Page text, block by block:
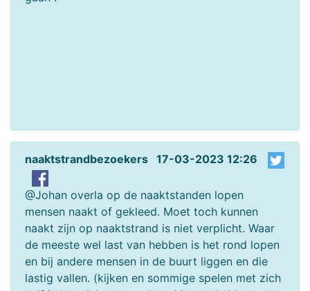
naaktstrandbezoekers 17-03-2023 12:26
@Johan overla op de naaktstanden lopen
mensen naakt of gekleed. Moet toch kunnen
naakt zijn op naaktstrand is niet verplicht. Waar
de meeste wel last van hebben is het rond lopen
en bij andere mensen in de buurt liggen en die
lastig vallen. (kijken en sommige spelen met zich